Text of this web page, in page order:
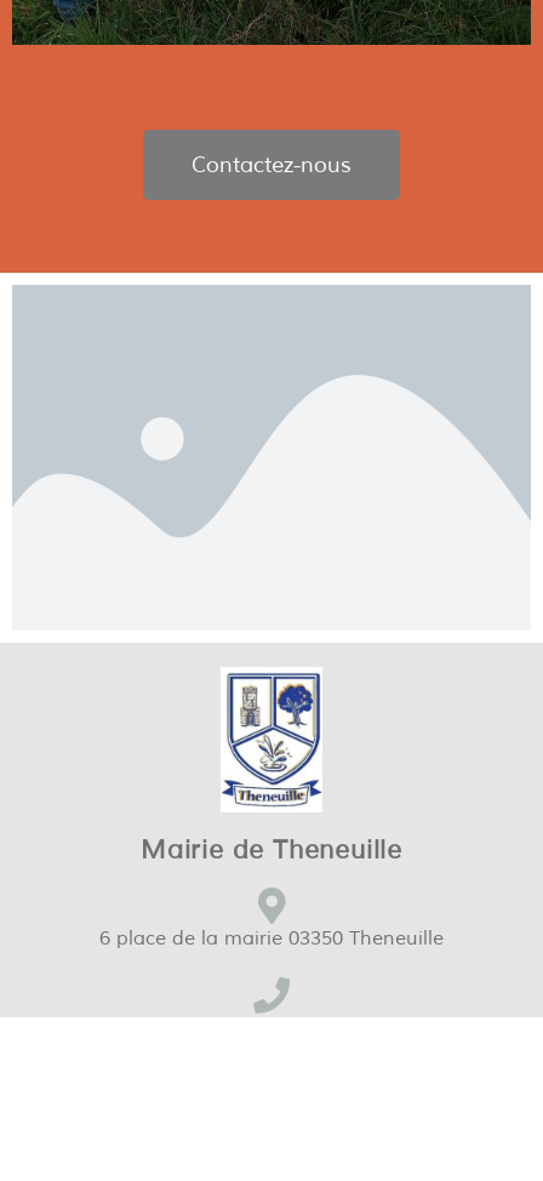
Contactez-nous
Mairie de Theneuille
6 place de la mairie 03350 Theneuille